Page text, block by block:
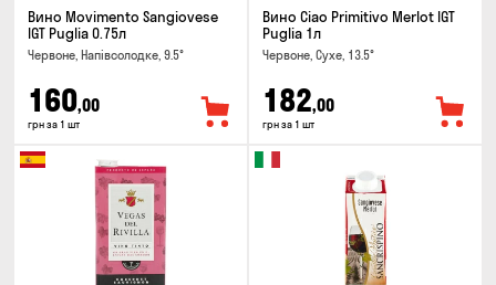
Вино Movimento Sangiovese
IGT Puglia 0.75л
Червоне, Напівсолодке, 9.5°
160,00
грн за 1 шт
Вино Ciao Primitivo Merlot IGT
Puglia 1л
Червоне, Сухе, 13.5°
182,00
грн за 1 шт